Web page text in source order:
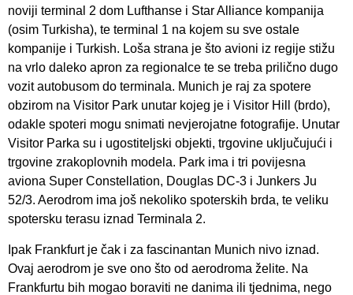
noviji terminal 2 dom Lufthanse i Star Alliance kompanija
(osim Turkisha), te terminal 1 na kojem su sve ostale
kompanije i Turkish. Loša strana je što avioni iz regije stižu
na vrlo daleko apron za regionalce te se treba prilično dugo
vozit autobusom do terminala. Munich je raj za spotere
obzirom na Visitor Park unutar kojeg je i Visitor Hill (brdo),
odakle spoteri mogu snimati nevjerojatne fotografije. Unutar
Visitor Parka su i ugostiteljski objekti, trgovine uključujući i
trgovine zrakoplovnih modela. Park ima i tri povijesna
aviona Super Constellation, Douglas DC-3 i Junkers Ju
52/3. Aerodrom ima još nekoliko spoterskih brda, te veliku
spotersku terasu iznad Terminala 2.
Ipak Frankfurt je čak i za fascinantan Munich nivo iznad.
Ovaj aerodrom je sve ono što od aerodroma želite. Na
Frankfurtu bih mogao boraviti ne danima ili tjednima, nego